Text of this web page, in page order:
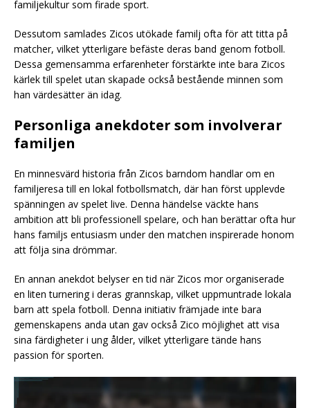
familjekultur som firade sport.
Dessutom samlades Zicos utökade familj ofta för att titta på
matcher, vilket ytterligare befäste deras band genom fotboll.
Dessa gemensamma erfarenheter förstärkte inte bara Zicos
kärlek till spelet utan skapade också bestående minnen som
han värdesätter än idag.
Personliga anekdoter som involverar
familjen
En minnesvärd historia från Zicos barndom handlar om en
familjeresa till en lokal fotbollsmatch, där han först upplevde
spänningen av spelet live. Denna händelse väckte hans
ambition att bli professionell spelare, och han berättar ofta hur
hans familjs entusiasm under den matchen inspirerade honom
att följa sina drömmar.
En annan anekdot belyser en tid när Zicos mor organiserade
en liten turnering i deras grannskap, vilket uppmuntrade lokala
barn att spela fotboll. Denna initiativ främjade inte bara
gemenskapens anda utan gav också Zico möjlighet att visa
sina färdigheter i ung ålder, vilket ytterligare tände hans
passion för sporten.